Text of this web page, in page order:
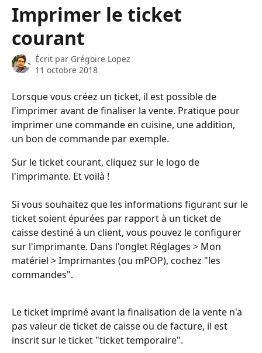
Imprimer le ticket
courant
Écrit par Grégoire Lopez
11 octobre 2018
Lorsque vous créez un ticket, il est possible de
l'imprimer avant de finaliser la vente. Pratique pour
imprimer une commande en cuisine, une addition,
un bon de commande par exemple.
Sur le ticket courant, cliquez sur le logo de
l'imprimante. Et voilà !
Si vous souhaitez que les informations figurant sur le
ticket soient épurées par rapport à un ticket de
caisse destiné à un client, vous pouvez le configurer
sur l'imprimante. Dans l'onglet Réglages > Mon
matériel > Imprimantes (ou mPOP), cochez "les
commandes".
Le ticket imprimé avant la finalisation de la vente n'a
pas valeur de ticket de caisse ou de facture, il est
inscrit sur le ticket "ticket temporaire".